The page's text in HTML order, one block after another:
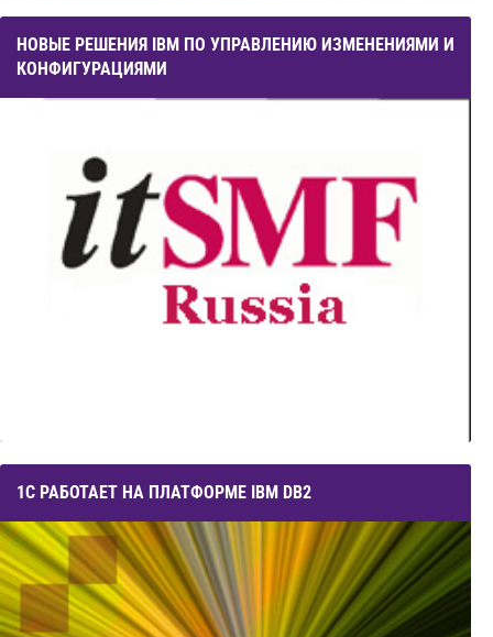
НОВЫЕ РЕШЕНИЯ IBM ПО УПРАВЛЕНИЮ ИЗМЕНЕНИЯМИ И
КОНФИГУРАЦИЯМИ
1С РАБОТАЕТ НА ПЛАТФОРМЕ IBM DB2